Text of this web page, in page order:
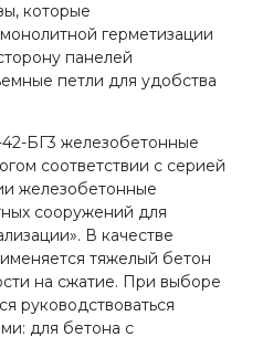
которые
герметизации
панелей
петли для удобства
БГ3 железобетонные
соответствии с серией
железобетонные
сооружений для
В качестве
тяжелый бетон
на сжатие. При выборе
руководствоваться
для бетона с